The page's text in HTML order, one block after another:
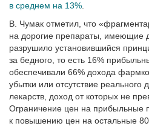
в среднем на 13%
В. Чумак отметил, что
на дорогие препараты, имеющие
разрушило установившийся
за бедного, то есть 16%
обеспечивали 66% дохода
убытки или отсутствие реального
лекарств, доход от которых не
Ограничение цен на прибыльные
к повышению цен на остальные